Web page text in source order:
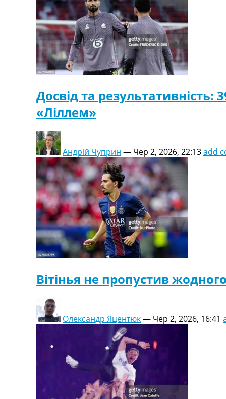
Досвід та
«Ліллем»
Андрій Чуприн — Чер 2, 2026, 22:13add
Вітінья не пропустив
Олександр Яцентюк— Чер 2, 2026, 16:41